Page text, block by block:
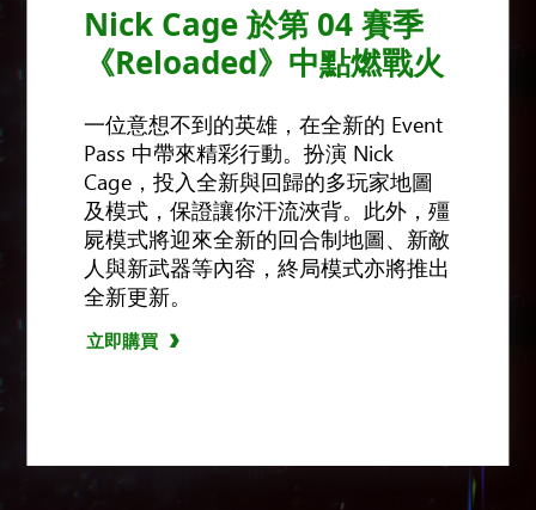
Nick Cage 於第 04 賽季
《Reloaded》中點燃戰火
一位意想不到的英雄，在全新的 Event
Pass 中帶來精彩行動。扮演 Nick
Cage，投入全新與回歸的多玩家地圖
及模式，保證讓你汗流浹背。此外，殭
屍模式將迎來全新的回合制地圖、新敵
人與新武器等內容，終局模式亦將推出
全新更新。
立即購買
立即購買
立即購買
立即購買